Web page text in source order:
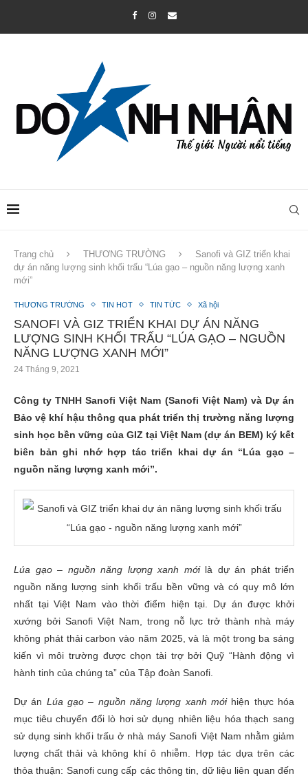
Trang chủ THƯƠNG TRƯỜNG
Sanofi và GIZ triển khai
dự án năng lượng sinh khối trấu “Lúa gạo – nguồn năng lượng xanh
mới”
THƯƠNG TRƯỜNG TIN HOT TIN TỨC Xã hội
SANOFI VÀ GIZ TRIỂN KHAI DỰ ÁN NĂNG
LƯỢNG SINH KHỐI TRẤU “LÚA GẠO – NGUỒN
NĂNG LƯỢNG XANH MỚI”
24 Tháng 9, 2021
Công ty TNHH Sanofi Việt Nam (Sanofi Việt Nam) và Dự án
Bảo vệ khí hậu thông qua phát triển thị trường năng lượng
sinh học bền vững của GIZ tại Việt Nam (dự án BEM) ký kết
biên bản ghi nhớ hợp tác triển khai dự án “Lúa gạo –
nguồn năng lượng xanh mới”.
Lúa gạo – nguồn năng lượng xanh mớilà dự án phát triển
nguồn năng lượng sinh khối trấu bền vững và có quy mô lớn
nhất tại Việt Nam vào thời điểm hiện tại. Dự án được khởi
xướng bởi Sanofi Việt Nam, trong nỗ lực trở thành nhà máy
không phát thải carbon vào năm 2025, và là một trong ba sáng
kiến vì môi trường được chọn tài trợ bởi Quỹ “Hành động vì
hành tinh của chúng ta” của Tập đoàn Sanofi.
Dự án Lúa gạo – nguồn năng lượng xanh mớihiện thực hóa
mục tiêu chuyển đổi lò hơi sử dụng nhiên liệu hóa thạch sang
sử dụng sinh khối trấu ở nhà máy Sanofi Việt Nam nhằm giảm
lượng chất thải và không khí ô nhiễm. Hợp tác dựa trên các
thỏa thuận: Sanofi cung cấp các thông tin, dữ liệu liên quan đến